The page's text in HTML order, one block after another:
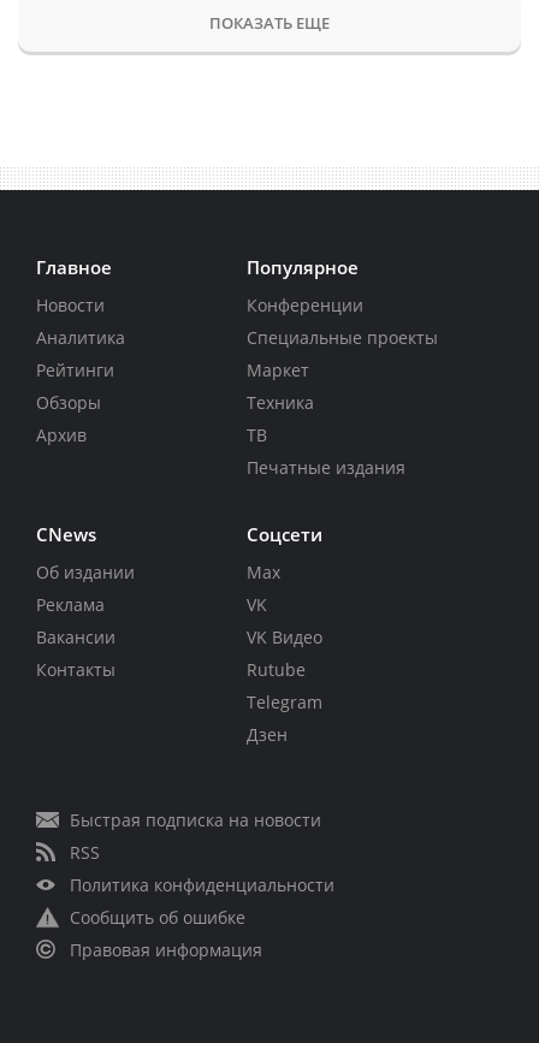
ПОКАЗАТЬ ЕЩЕ
Главное
Новости
Аналитика
Рейтинги
Обзоры
Архив
Популярное
Конференции
Специальные проекты
Маркет
Техника
ТВ
Печатные издания
CNews
Об издании
Реклама
Вакансии
Контакты
Соцсети
Max
VK
VK Видео
Rutube
Telegram
Дзен
Быстрая подписка на новости
RSS
Политика конфиденциальности
Сообщить об ошибке
Правовая информация